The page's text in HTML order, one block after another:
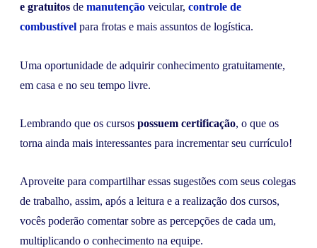
e gratuitos de manutenção veicular, controle de
combustível para frotas e mais assuntos de logística.
Uma oportunidade de adquirir conhecimento gratuitamente,
em casa e no seu tempo livre.
Lembrando que os cursos possuem certificação, o que os
torna ainda mais interessantes para incrementar seu currículo!
Aproveite para compartilhar essas sugestões com seus colegas
de trabalho, assim, após a leitura e a realização dos cursos,
vocês poderão comentar sobre as percepções de cada um,
multiplicando o conhecimento na equipe.